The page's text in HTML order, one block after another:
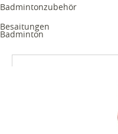
Badmintonzubehör
Besaitungen
Badminton